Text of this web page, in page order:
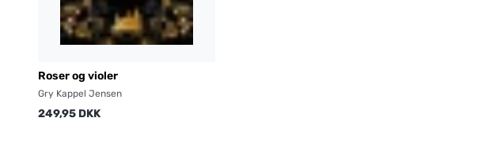
Roser og violer
Gry Kappel Jensen
249,95 DKK